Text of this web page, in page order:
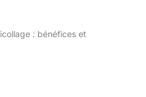
: bénéfices et